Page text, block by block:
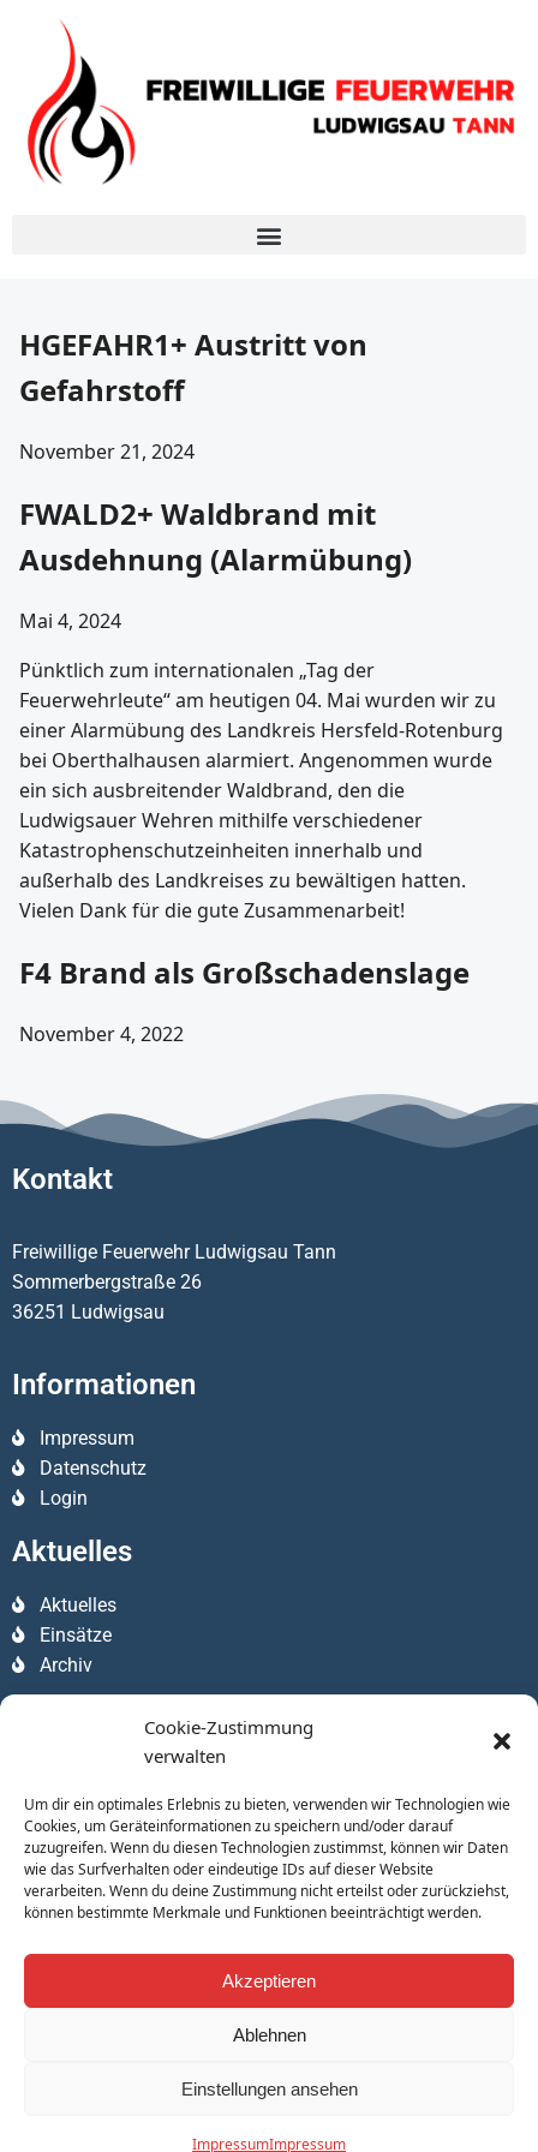
Cookie-Zustimmung
verwalten
Um dir ein optimales Erlebnis zu bieten, verwenden wir Technologien wie
Cookies, um Geräteinformationen zu speichern und/oder darauf
zuzugreifen. Wenn du diesen Technologien zustimmst, können wir Daten
wie das Surfverhalten oder eindeutige IDs auf dieser Website
verarbeiten. Wenn du deine Zustimmung nicht erteilst oder zurückziehst,
können bestimmte Merkmale und Funktionen beeinträchtigt werden.
Akzeptieren
Ablehnen
Einstellungen ansehen
ImpressumImpressum
HGEFAHR1+ Austritt von
Gefahrstoff
November 21, 2024
FWALD2+ Waldbrand mit
Ausdehnung (Alarmübung)
Mai 4, 2024
Pünktlich zum internationalen „Tag der
Feuerwehrleute“ am heutigen 04. Mai wurden wir zu
einer Alarmübung des Landkreis Hersfeld-Rotenburg
bei Oberthalhausen alarmiert. Angenommen wurde
ein sich ausbreitender Waldbrand, den die
Ludwigsauer Wehren mithilfe verschiedener
Katastrophenschutzeinheiten innerhalb und
außerhalb des Landkreises zu bewältigen hatten.
Vielen Dank für die gute Zusammenarbeit!
F4 Brand als Großschadenslage
November 4, 2022
Kontakt
Freiwillige Feuerwehr Ludwigsau Tann
Sommerbergstraße 26
36251 Ludwigsau
Informationen
Impressum
Datenschutz
Login
Aktuelles
Aktuelles
Einsätze
Archiv
© 2026 Freiwillige Feuerwehr Ludwigsau Tann e.V. | Theme